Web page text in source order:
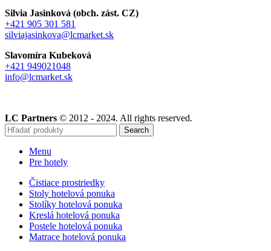
Silvia Jasinková (obch. zást. CZ)
+421 905 301 581
silviajasinkova@lcmarket.sk
Slavomíra Kubeková
+421 949021048
info@lcmarket.sk
LC Partners © 2012 - 2024. All rights reserved.
Search
Menu
Pre hotely
Čistiace prostriedky
Stoly hotelová ponuka
Stolíky hotelová ponuka
Kreslá hotelová ponuka
Postele hotelová ponuka
Matrace hotelová ponuka